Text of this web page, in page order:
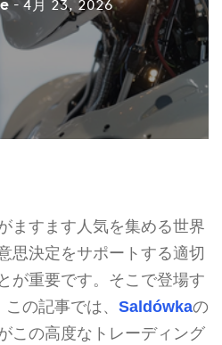
- 4月 23, 2026
ますます人気を集める世界
思決定をサポートする適切
が重要です。そこで登場す
この記事では、 Saldówkaの
この高度なトレーディング